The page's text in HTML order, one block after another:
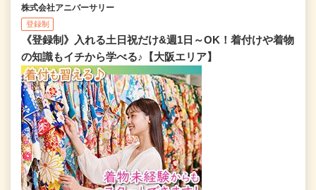
株式会社アニバーサリー
登録制
《登録制》入れる土日祝だけ&週1日～OK！着付けや着物
の知識もイチから学べる♪【大阪エリア】